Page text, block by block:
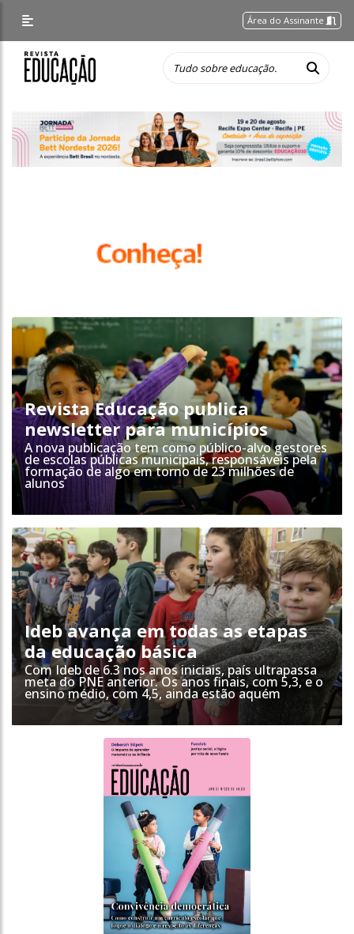
Área do Assinante
Revista Educação publica
newsletter para municípios
A nova publicação tem como público-alvo gestores
de escolas públicas municipais, responsáveis pela
formação de algo em torno de 23 milhões de
alunos
Ideb avança em todas as etapas
da educação básica
Com Ideb de 6.3 nos anos iniciais, país ultrapassa
meta do PNE anterior. Os anos finais, com 5,3, e o
ensino médio, com 4,5, ainda estão aquém